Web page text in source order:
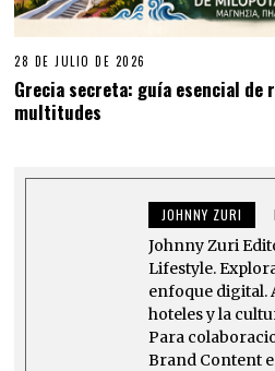
28 DE JULIO DE 2026
Grecia secreta: guía esencial
multitudes
JOHNNY ZURI
Johnny Zuri
Lifestyle.
enfoque digital.
hoteles y la
Para
Brand Content